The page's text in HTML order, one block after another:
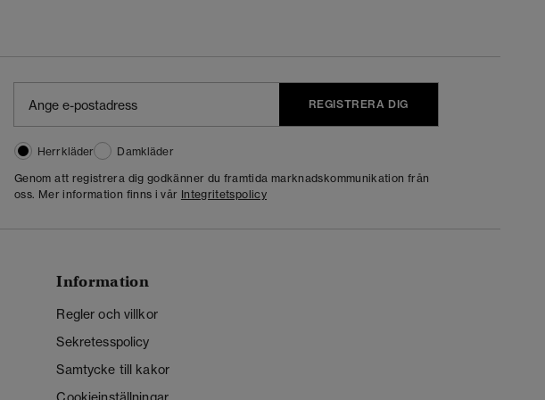
REGISTRERA DIG
Herrkläder
Damkläder
Genom att registrera dig godkänner du framtida marknadskommunikation från
oss. Mer information finns i vår Integritetspolicy
Information
Regler och villkor
Sekretesspolicy
Samtycke till kakor
Cookieinställningar